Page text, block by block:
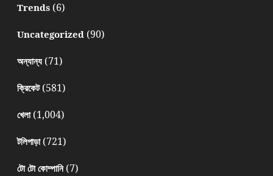
Trends(6)
Uncategorized(90)
অন্যান্য(71)
ক্রিকেট(581)
খেলা(1,004)
টলিপাড়া(721)
টো টো কোম্পানি(7)